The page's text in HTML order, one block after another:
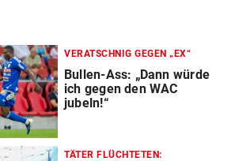
VERATSCHNIG GEGEN „EX“
Bullen-Ass: „Dann würde
ich gegen den WAC
jubeln!“
TÄTER FLÜCHTETEN: